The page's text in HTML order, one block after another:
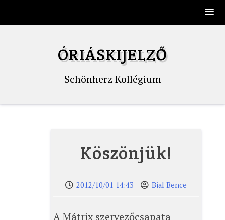
ÓRIÁSKIJELZŐ
Schönherz Kollégium
Köszönjük!
2012/10/01 14:43 Bial Bence
A Mátrix szervezőcsapata